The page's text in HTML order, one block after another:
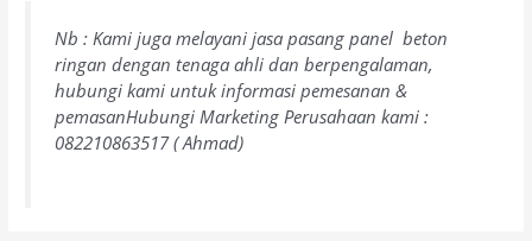
Nb : Kami juga melayani jasa pasang panel beton
ringan dengan tenaga ahli dan berpengalaman,
hubungi kami untuk informasi pemesanan &
pemasanHubungi Marketing Perusahaan kami :
082210863517 ( Ahmad)